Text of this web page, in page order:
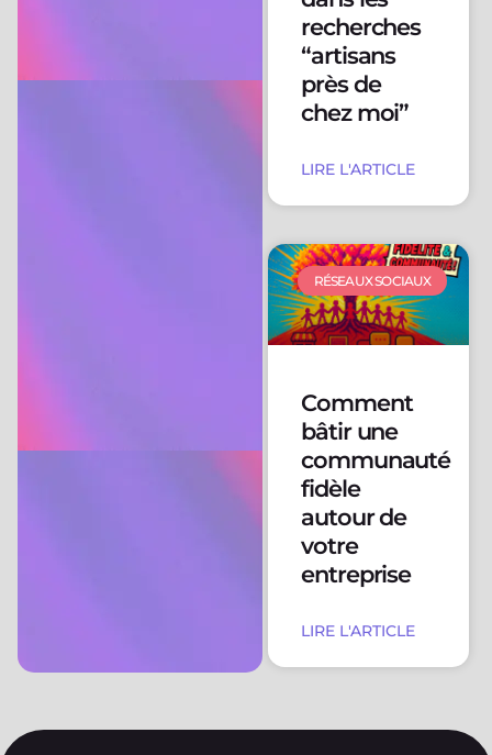
recherches
“artisans
près de
chez moi”
LIRE L'ARTICLE
RÉSEAUX SOCIAUX
Comment
bâtir une
communauté
fidèle
autour de
votre
entreprise
LIRE L'ARTICLE